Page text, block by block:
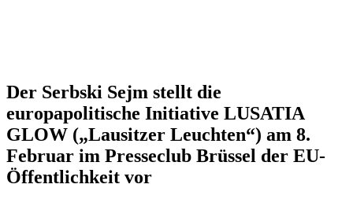
Der Serbski Sejm stellt die
europapolitische Initiative LUSATIA
GLOW („Lausitzer Leuchten“) am 8.
Februar im Presseclub Brüssel der EU-
Öffentlichkeit vor